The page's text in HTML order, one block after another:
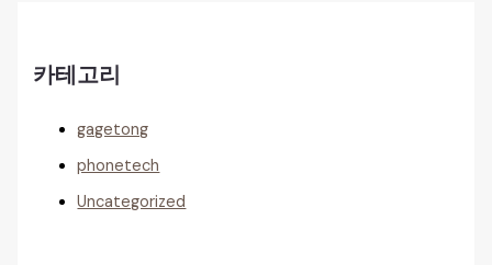
카테고리
gagetong
phonetech
Uncategorized